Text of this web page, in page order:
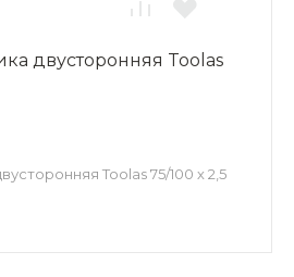
двусторонняя Toolas
Toolas 75/100 х 2,5